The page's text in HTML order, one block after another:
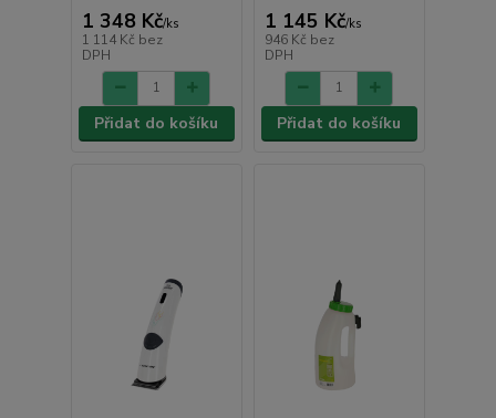
1 348 Kč/ks
1 114 Kč bez
DPH
Přidat do košíku
1 145 Kč/ks
946 Kč bez
DPH
Přidat do košíku